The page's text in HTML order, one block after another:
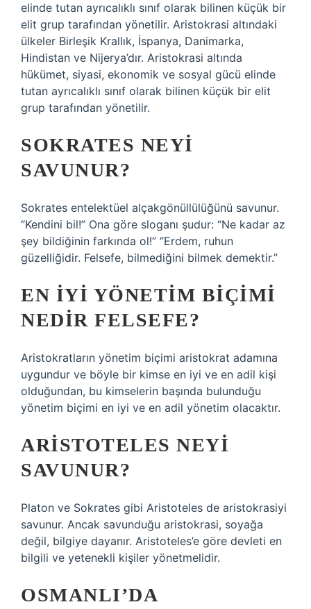
elinde tutan ayrıcalıklı sınıf olarak bilinen küçük bir
elit grup tarafından yönetilir. Aristokrasi altındaki
ülkeler Birleşik Krallık, İspanya, Danimarka,
Hindistan ve Nijerya’dır. Aristokrasi altında
hükümet, siyasi, ekonomik ve sosyal gücü elinde
tutan ayrıcalıklı sınıf olarak bilinen küçük bir elit
grup tarafından yönetilir.
SOKRATES NEYI
SAVUNUR?
Sokrates entelektüel alçakgönüllülüğünü savunur.
“Kendini bil!” Ona göre sloganı şudur: “Ne kadar az
şey bildiğinin farkında ol!” “Erdem, ruhun
güzelliğidir. Felsefe, bilmediğini bilmek demektir.”
EN IYI YÖNETIM BIÇIMI
NEDIR FELSEFE?
Aristokratların yönetim biçimi aristokrat adamına
uygundur ve böyle bir kimse en iyi ve en adil kişi
olduğundan, bu kimselerin başında bulunduğu
yönetim biçimi en iyi ve en adil yönetim olacaktır.
ARISTOTELES NEYI
SAVUNUR?
Platon ve Sokrates gibi Aristoteles de aristokrasiyi
savunur. Ancak savunduğu aristokrasi, soyağa
değil, bilgiye dayanır. Aristoteles’e göre devleti en
bilgili ve yetenekli kişiler yönetmelidir.
OSMANLI’DA